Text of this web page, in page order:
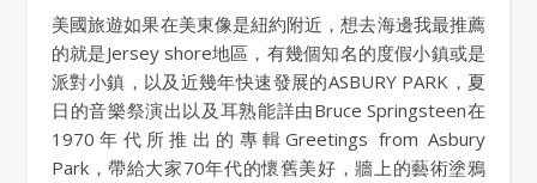
美國旅遊如果在美東像是紐約附近，想去海邊我最推薦
的就是Jersey shore地區，有幾個知名的度假小鎮或是
派對小鎮，以及近幾年快速發展的ASBURY PARK，夏
日的音樂祭演出以及耳熟能詳由Bruce Springsteen在
1970年代所推出的專輯Greetings from Asbury
Park，帶給大家70年代的懷舊美好，牆上的藝術塗鴉